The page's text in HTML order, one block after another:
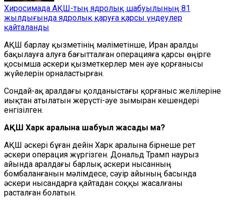
Хиросимада АҚШ-тың ядролық шабуылының 81
жылдығында ядролық қаруға қарсы үндеулер
қайталанды
АҚШ барлау қызметінің мәліметінше, Иран аралды
бақылауға алуға бағытталған операцияға қарсы өңірге
қосымша әскери қызметкерлер мен әуе қорғанысы
жүйелерін орналастырған.
Сондай-ақ аралдағы қолданыстағы қорғаныс желілеріне
иықтан атылатын жерүсті-әуе зымыран кешендері
енгізілген.
АҚШ Харк аралына шабуыл жасады ма?
АҚШ әскері бұған дейін Харк аралына бірнеше рет
әскери операция жүргізген. Дональд Трамп наурыз
айында аралдағы барлық әскери нысанның
бомбаланғанын мәлімдесе, сәуір айының басында
әскери нысандарға қайтадан соққы жасалғаны
расталған болатын.